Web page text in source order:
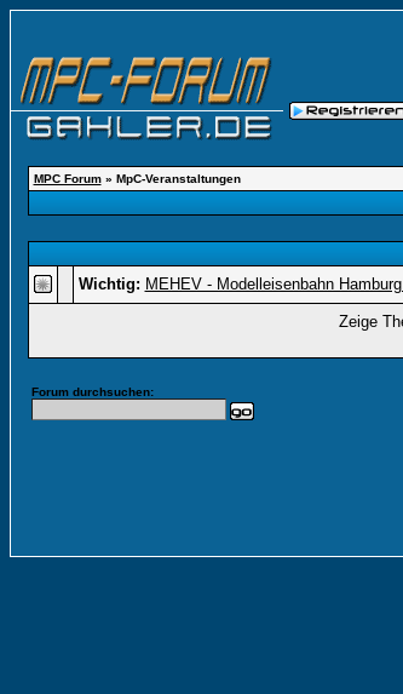
MPC Forum» MpC-Veranstaltungen
Wichtig: MEHEV - Modelleisenbahn
Zeige
Forum durchsuchen: